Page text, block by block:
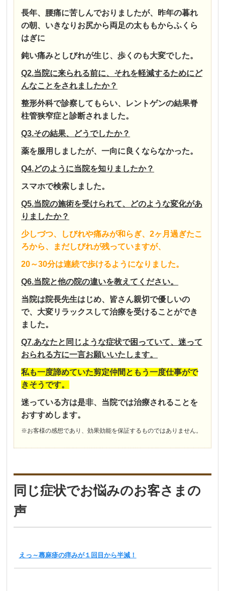
長年、腰痛に苦しんでおりましたが、昨年の暮れ
の朝、いきなりお尻から両足の太ももからふくら
はぎに
鈍い痛みとしびれが生じ、歩くのも大変でした。
Q2.当院に来られる前に、それを軽減するためにど
んなことをされましたか？
整形外科で診察してもらい、レントゲンの結果脊
柱管狭窄症と診断されました。
Q3.その結果、どうでしたか？
薬を服用しましたが、一向に良くならなかった。
Q4.どのように当院を知りましたか？
スマホで検索しました。
Q5.当院の施術を受けられて、どのような変化があ
りましたか？
少しづつ、しびれや痛みが和らぎ、2ヶ月過ぎたこ
ろから、まだしびれが残っていますが、
20～30分は連続で歩けるようになりました。
Q6.当院と他の院の違いを教えてください。
当院は院長先生はじめ、皆さん親切で優しいの
で、大変リラックスして治療を受けることができ
ました。
Q7.あなたと同じような症状で困っていて、迷って
おられる方に一言お願いいたします。
私も一度諦めていた剪定仲間ともう一度仕事がで
きそうです。
迷っている方は是非、当院では治療されることを
おすすめします。
※お客様の感想であり、効果効能を保証するものではありません。
同じ症状でお悩みのお客さまの
声
えっ～蕁麻疹の痒みが１回目から半減！